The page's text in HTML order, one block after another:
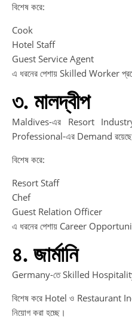
বিশেষ করে:
Cook
Hotel Staff
Guest Service Agent
এ ধরনের পেশায় Skilled Worker
৩. মালদ্বীপ
Maldives-এর Resort
Professional-এর Demand
বিশেষ করে:
Resort Staff
Chef
Guest Relation Officer
এ ধরনের পেশায় Career
৪. জার্মানি
Germany-তে Skilled
বিশেষ করে Hotel ও
নিয়োগ করা হচ্ছে।